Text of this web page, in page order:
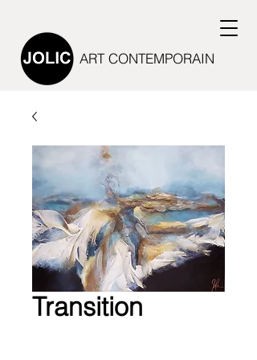
ART CONTEMPORAIN
Transition